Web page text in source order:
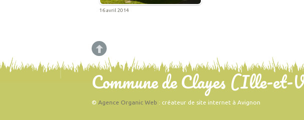
16 avril 2014
Commune de Clayes (Ille-
© Agence Organic Web : créateur de site internet à Avignon